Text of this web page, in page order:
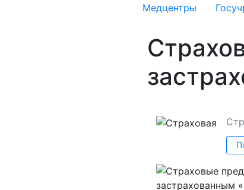
Медцентры